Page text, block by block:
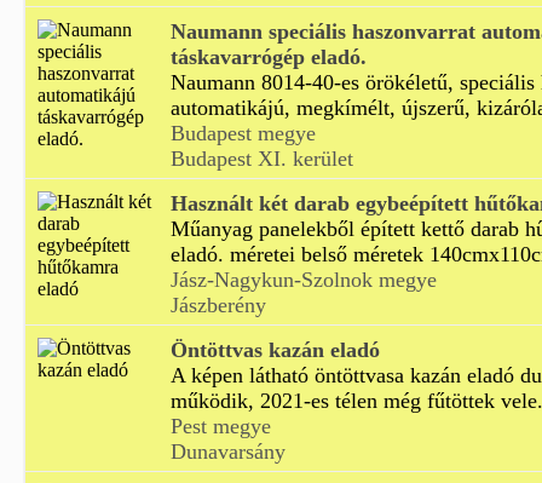
Naumann speciális haszonvarrat
táskavarrógép eladó.
Naumann 8014-40-es örökéletű, speciális
automatikájú, megkímélt, újszerű,
Budapest megye
Budapest XI. kerület
Használt két darab egybeépített
Műanyag panelekből épített kettő darab
eladó. méretei belső méretek
Jász-Nagykun-Szolnok megye
Jászberény
Öntöttvas kazán eladó
A képen látható öntöttvasa kazán eladó
működik, 2021-es télen még fűtöttek
Pest megye
Dunavarsány